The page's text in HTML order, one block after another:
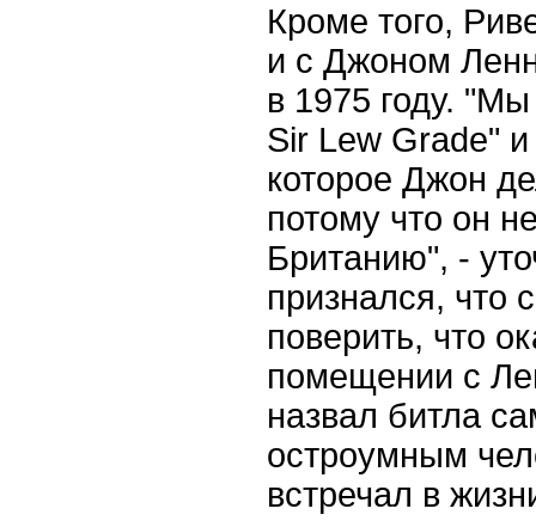
Кроме того,
и с Джоном
в 1975 году.
Sir Lew Grade"
которое Джон
потому что он
Британию", -
признался, что
поверить, что
помещении с
назвал битла
остроумным
встречал в